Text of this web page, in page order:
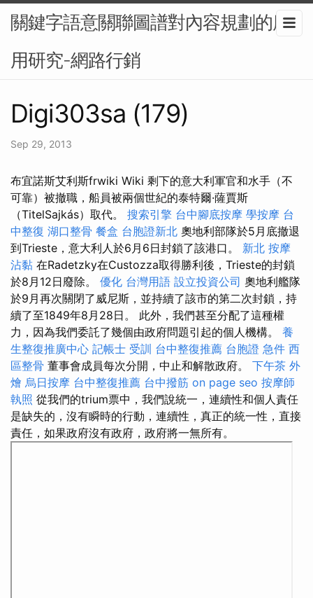
關鍵字語意關聯圖譜對內容規劃的應
用研究-網路行銷
Digi303sa (179)
Sep 29, 2013
布宜諾斯艾利斯frwiki Wiki 剩下的意大利軍官和水手（不
可靠）被撤職，船員被兩個世紀的泰特爾·薩賈斯
（TitelSajkás）取代。 搜索引擎 台中腳底按摩 學按摩 台
中整復 湖口整骨 餐盒 台胞證新北 奧地利部隊於5月底撤退
到Trieste，意大利人於6月6日封鎖了該港口。 新北 按摩
沾黏 在Radetzky在Custozza取得勝利後，Trieste的封鎖
於8月12日廢除。 優化 台灣用語 設立投資公司 奧地利艦隊
於9月再次關閉了威尼斯，並持續了該市的第二次封鎖，持
續了至1849年8月28日。 此外，我們甚至分配了這種權
力，因為我們委託了幾個由政府問題引起的個人機構。 養
生整復推廣中心 記帳士 受訓 台中整復推薦 台胞證 急件 西
區整骨 董事會成員每次分開，中止和解散政府。 下午茶 外
燴 烏日按摩 台中整復推薦 台中撥筋 on page seo 按摩師
執照 從我們的trium票中，我們說統一，連續性和個人責任
是缺失的，沒有瞬時的行動，連續性，真正的統一性，直接
責任，如果政府沒有政府，政府將一無所有。